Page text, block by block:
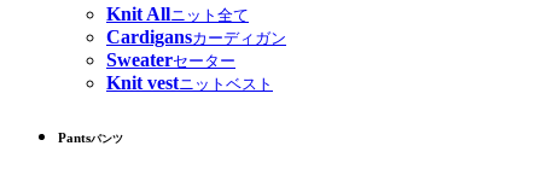
Knit Allニット全て
Cardigansカーディガン
Sweaterセーター
Knit vestニットベスト
Pantsパンツ